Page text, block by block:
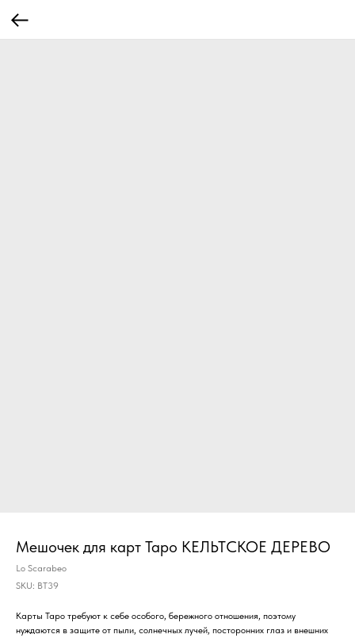
Мешочек для карт Таро КЕЛЬТСКОЕ ДЕРЕВО
Lo Scarabeo
SKU: BT39
Карты Таро требуют к себе особого, бережного отношения, поэтому
нуждаются в защите от пыли, солнечных лучей, посторонних глаз и внешних